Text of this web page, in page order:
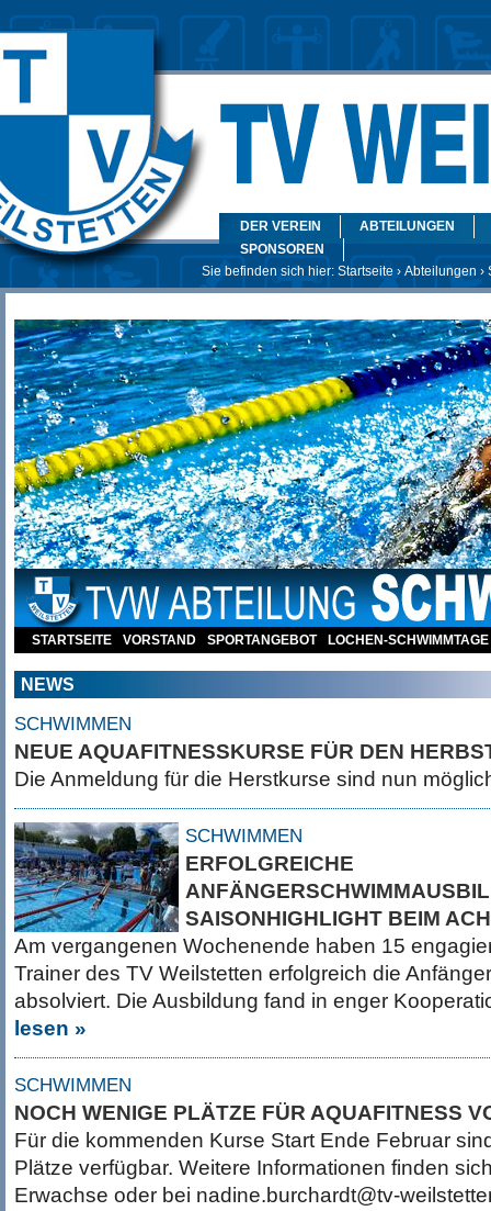
DER VEREIN
ABTEILUNGEN
SPONSOREN
Sie befinden sich hier: Startseite› Abteilungen ›
STARTSEITE VORSTAND SPORTANGEBOT LOCHEN-SCHWIMMTAGE
NEWS
SCHWIMMEN
NEUE AQUAFITNESSKURSE FÜR DEN
Die Anmeldung für die Herstkurse sind nun
SCHWIMMEN
ERFOLGREICHE
SAISONHIGHLIGHT BEIM
Am vergangenen Wochenende haben 15
Trainer des TV Weilstetten erfolgreich die
absolviert. Die Ausbildung fand in enger
lesen »
SCHWIMMEN
NOCH WENIGE PLÄTZE FÜR AQUAFITNESS
Für die kommenden Kurse Start Ende Februar
Plätze verfügbar. Weitere Informationen finden
Erwachse oder bei nadine.burchardt@tv-